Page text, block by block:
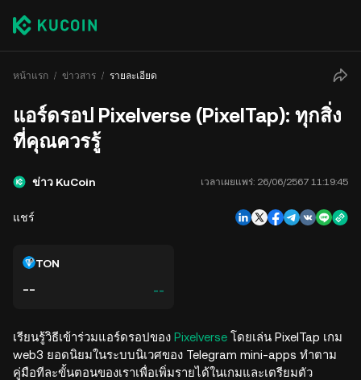
หน้าแรก ข่าวสาร รายละเอียด
แอร์ดรอป Pixelverse (PixelTap): ทุกสิ่ง
ที่คุณควรรู้
ข่าว KuCoin เวลาเผยแพร่: 26/06/2567 11:19:45
แชร์
TON
-- --
เรียนรู้วิธีเข้าร่วมแอร์ดรอปของ Pixelverse โดยเล่น PixelTap เกม
web3 ยอดนิยมในระบบนิเวศของ Telegram mini-apps ทำตาม
คู่มือทีละขั้นตอนของเราเพื่อเพิ่มรายได้ในเกมและเตรียมตัว